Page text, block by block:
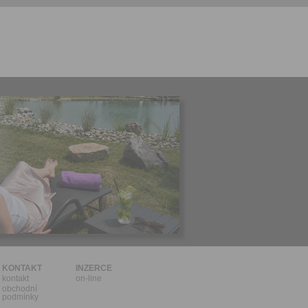
KONTAKT
kontakt
obchodní
podmínky
INZERCE
on-line
sdělení
v Praze.
let, nebo
pro tento
starší 16
s